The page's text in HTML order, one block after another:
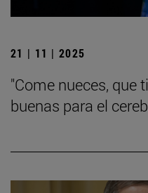
21 | 11 | 2025
"Come nueces, que
buenas para el